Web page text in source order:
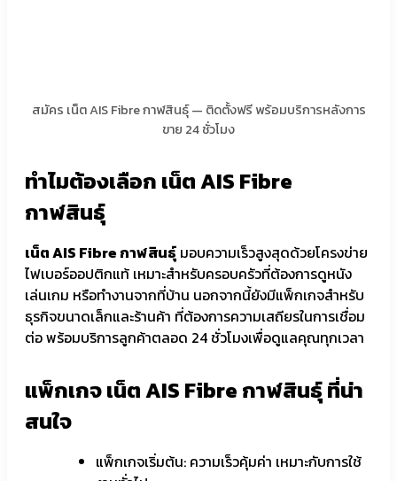
สมัคร เน็ต AIS Fibre กาฬสินธุ์ — ติดตั้งฟรี พร้อมบริการหลังการ
ขาย 24 ชั่วโมง
ทำไมต้องเลือก เน็ต AIS Fibre
กาฬสินธุ์
เน็ต AIS Fibre กาฬสินธุ์ มอบความเร็วสูงสุดด้วยโครงข่าย
ไฟเบอร์ออปติกแท้ เหมาะสำหรับครอบครัวที่ต้องการดูหนัง
เล่นเกม หรือทำงานจากที่บ้าน นอกจากนี้ยังมีแพ็กเกจสำหรับ
ธุรกิจขนาดเล็กและร้านค้า ที่ต้องการความเสถียรในการเชื่อม
ต่อ พร้อมบริการลูกค้าตลอด 24 ชั่วโมงเพื่อดูแลคุณทุกเวลา
แพ็กเกจ เน็ต AIS Fibre กาฬสินธุ์ ที่น่า
สนใจ
แพ็กเกจเริ่มต้น: ความเร็วคุ้มค่า เหมาะกับการใช้